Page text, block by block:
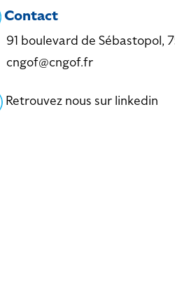
Contact
91 boulevard de Sébastopol,
cngof@cngof.fr
Retrouvez nous sur linkedin